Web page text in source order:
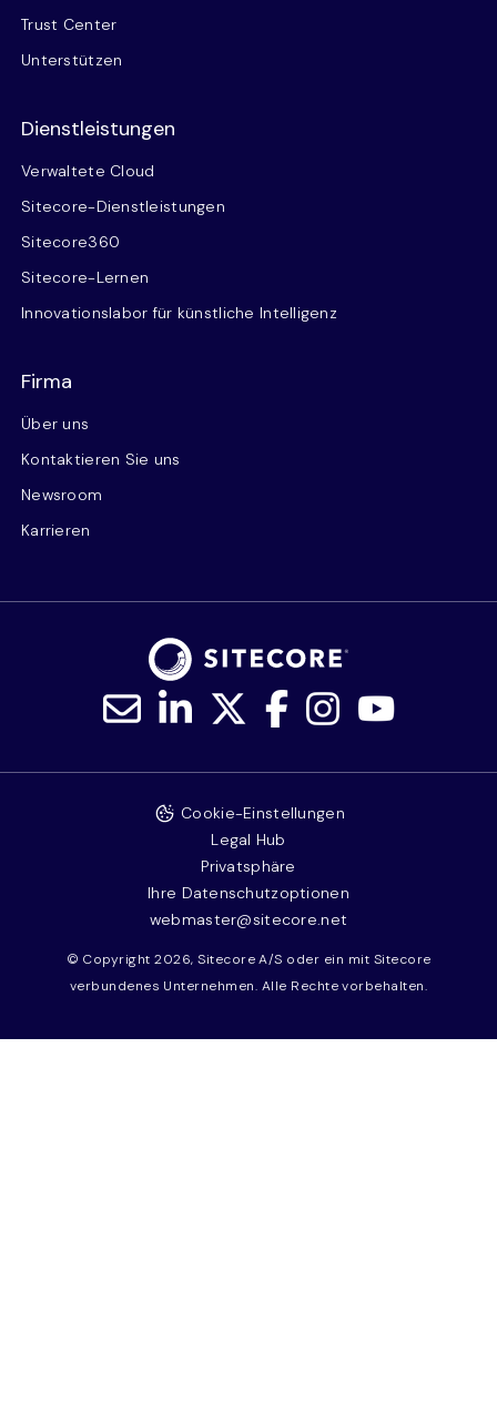
Trust Center
Unterstützen
Dienstleistungen
Verwaltete Cloud
Sitecore-Dienstleistungen
Sitecore360
Sitecore-Lernen
Innovationslabor für künstliche Intelligenz
Firma
Über uns
Kontaktieren Sie uns
Newsroom
Karrieren
© Copyright 2026, Sitecore A/S oder ein mit Sitecore
verbundenes Unternehmen. Alle Rechte vorbehalten.
Cookie-Einstellungen
Legal Hub
Privatsphäre
Ihre Datenschutzoptionen
webmaster@sitecore.net